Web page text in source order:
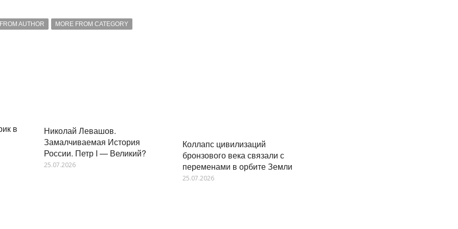
AUTHOR MORE FROM CATEGORY
в
Николай Левашов.
Замалчиваемая История
России. Петр I — Великий?
25.07.2026
Коллапс цивилизаций
бронзового века связали с
переменами в орбите Земли
25.07.2026